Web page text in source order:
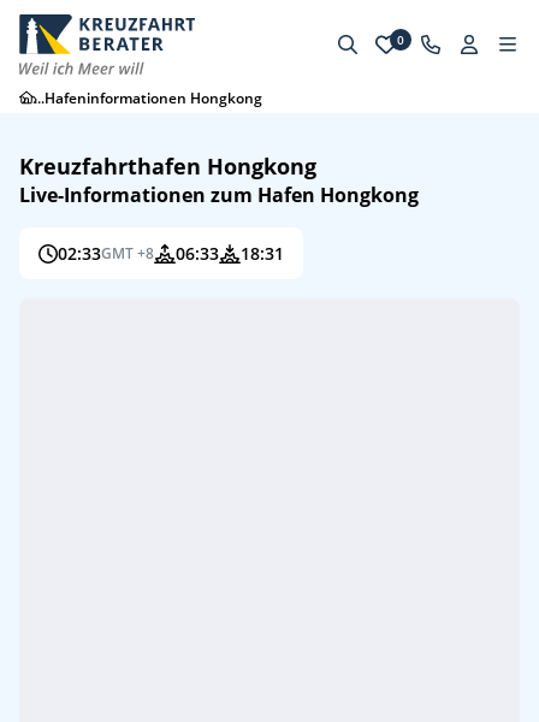
0
...Hafeninformationen Hongkong
Kreuzfahrthafen Hongkong
Live-Informationen zum Hafen Hongkong
02:33GMT +8 06:33 18:31